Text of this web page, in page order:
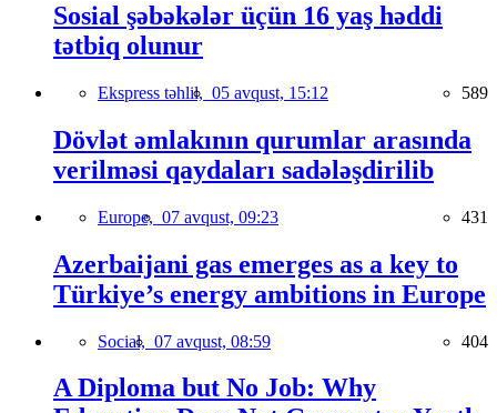
Sosial şəbəkələr üçün 16 yaş həddi
tətbiq olunur
Ekspress təhlil, 05 avqust, 15:12 589
Dövlət əmlakının qurumlar arasında
verilməsi qaydaları sadələşdirilib
Europe, 07 avqust, 09:23 431
Azerbaijani gas emerges as a key to
Türkiye’s energy ambitions in Europe
Social, 07 avqust, 08:59 404
A Diploma but No Job: Why